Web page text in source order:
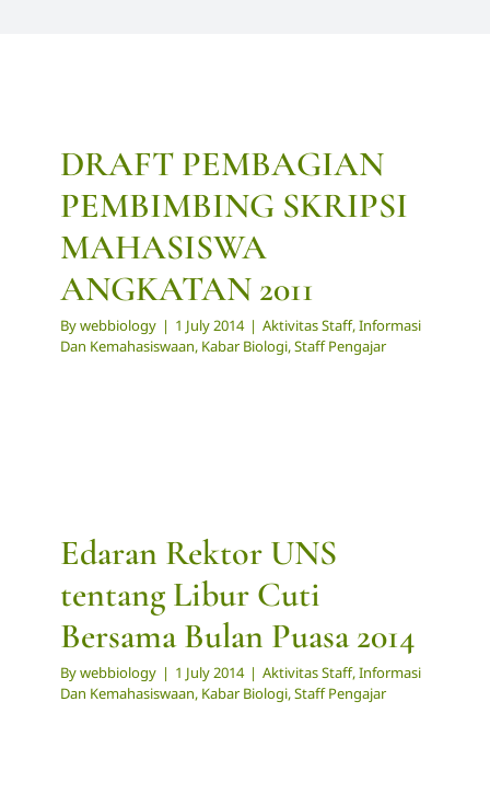
DRAFT PEMBAGIAN
PEMBIMBING SKRIPSI
MAHASISWA
ANGKATAN 2011
Bywebbiology | 1 July 2014 | Aktivitas Staff,Informasi
Dan Kemahasiswaan, Kabar Biologi,Staff Pengajar
Edaran Rektor UNS
tentang Libur Cuti
Bersama Bulan Puasa 2014
Bywebbiology | 1 July 2014 | Aktivitas Staff,Informasi
Dan Kemahasiswaan, Kabar Biologi,Staff Pengajar